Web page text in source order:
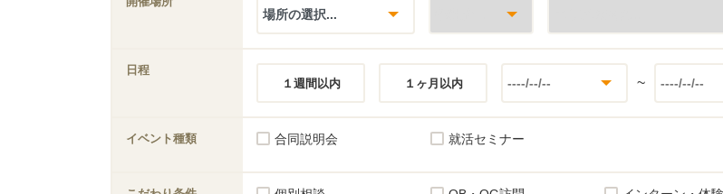
日程
１週間以内
１ヶ月以内 ~
イベント種類 合同説明会 就活セミナー